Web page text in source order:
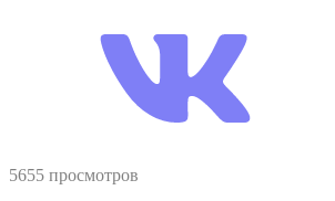
5655 просмотров